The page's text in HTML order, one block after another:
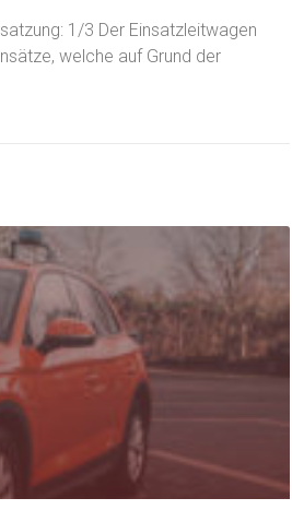
1/3 Der Einsatzleitwagen
welche auf Grund der